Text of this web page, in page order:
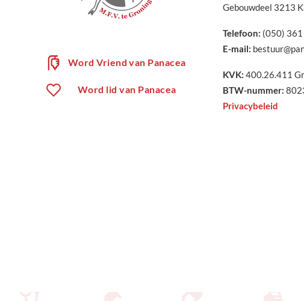
Word Vriend van Panacea
Word lid van Panacea
Gebouwdeel 3213
Telefoon: (050)
E-mail:
KVK: 400.26.411
BTW-nummer:
Privacybeleid